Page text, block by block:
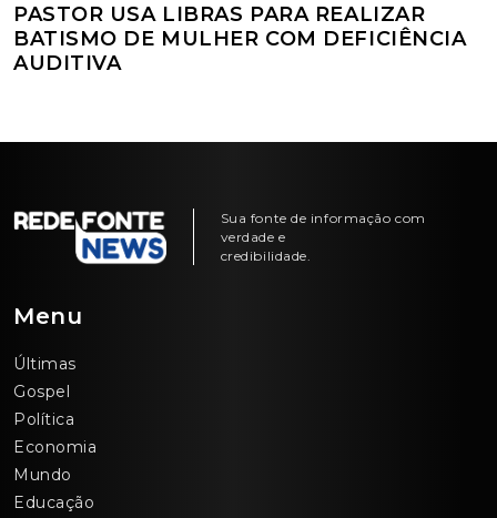
PASTOR USA LIBRAS PARA REALIZAR
BATISMO DE MULHER COM DEFICIÊNCIA
AUDITIVA
Sua fonte de informação com
verdade e
credibilidade.
Menu
Últimas
Gospel
Política
Economia
Mundo
Educação